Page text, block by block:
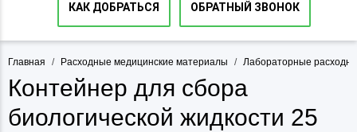
КАК ДОБРАТЬСЯ ОБРАТНЫЙ ЗВОНОК
Главная / Расходные медицинские материалы / Лабораторные
Контейнер для сбора
биологической жидкости 25